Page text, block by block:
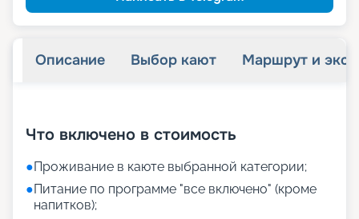
Описание Выбор кают Маршрут и
Что включено в стоимость
●Проживание в каюте выбранной категории;
●Питание по программе "все включено" (кроме
напитков);